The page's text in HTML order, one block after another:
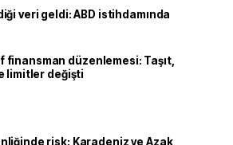
veri geldi: ABD istihdamında
finansman düzenlemesi: Taşıt,
limitler değişti
risk: Karadeniz ve Azak